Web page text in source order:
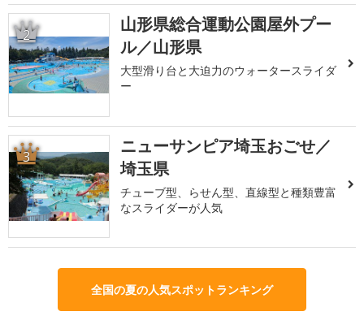
2
山形県総合運動公園屋外プー
ル／山形県
大型滑り台と大迫力のウォータースライダ
ー
3
ニューサンピア埼玉おごせ／
埼玉県
チューブ型、らせん型、直線型と種類豊富
なスライダーが人気
全国の夏の人気スポットランキング